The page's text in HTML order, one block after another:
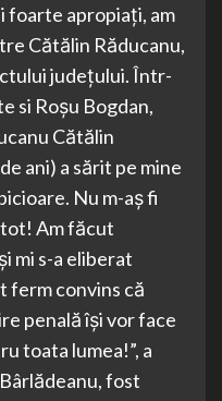
foarte apropiaţi, am
Cătălin Răducanu,
judeţului. Într-
si Roşu Bogdan,
Cătălin
ani) a sărit pe mine
Nu m-aş fi
Am făcut
mi s-a eliberat
ferm convins că
penală îşi vor face
toata lumea!”, a
fost